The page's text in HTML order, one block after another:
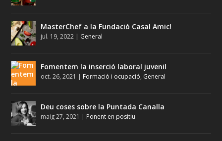
MasterChef a la Fundació Casal Amic!
jul. 19, 2022 | General
Fomentem la inserció laboral juvenil
oct. 26, 2021 | Formació i ocupació, General
Deu coses sobre la Puntada Canalla
maig 27, 2021 | Ponent en positiu